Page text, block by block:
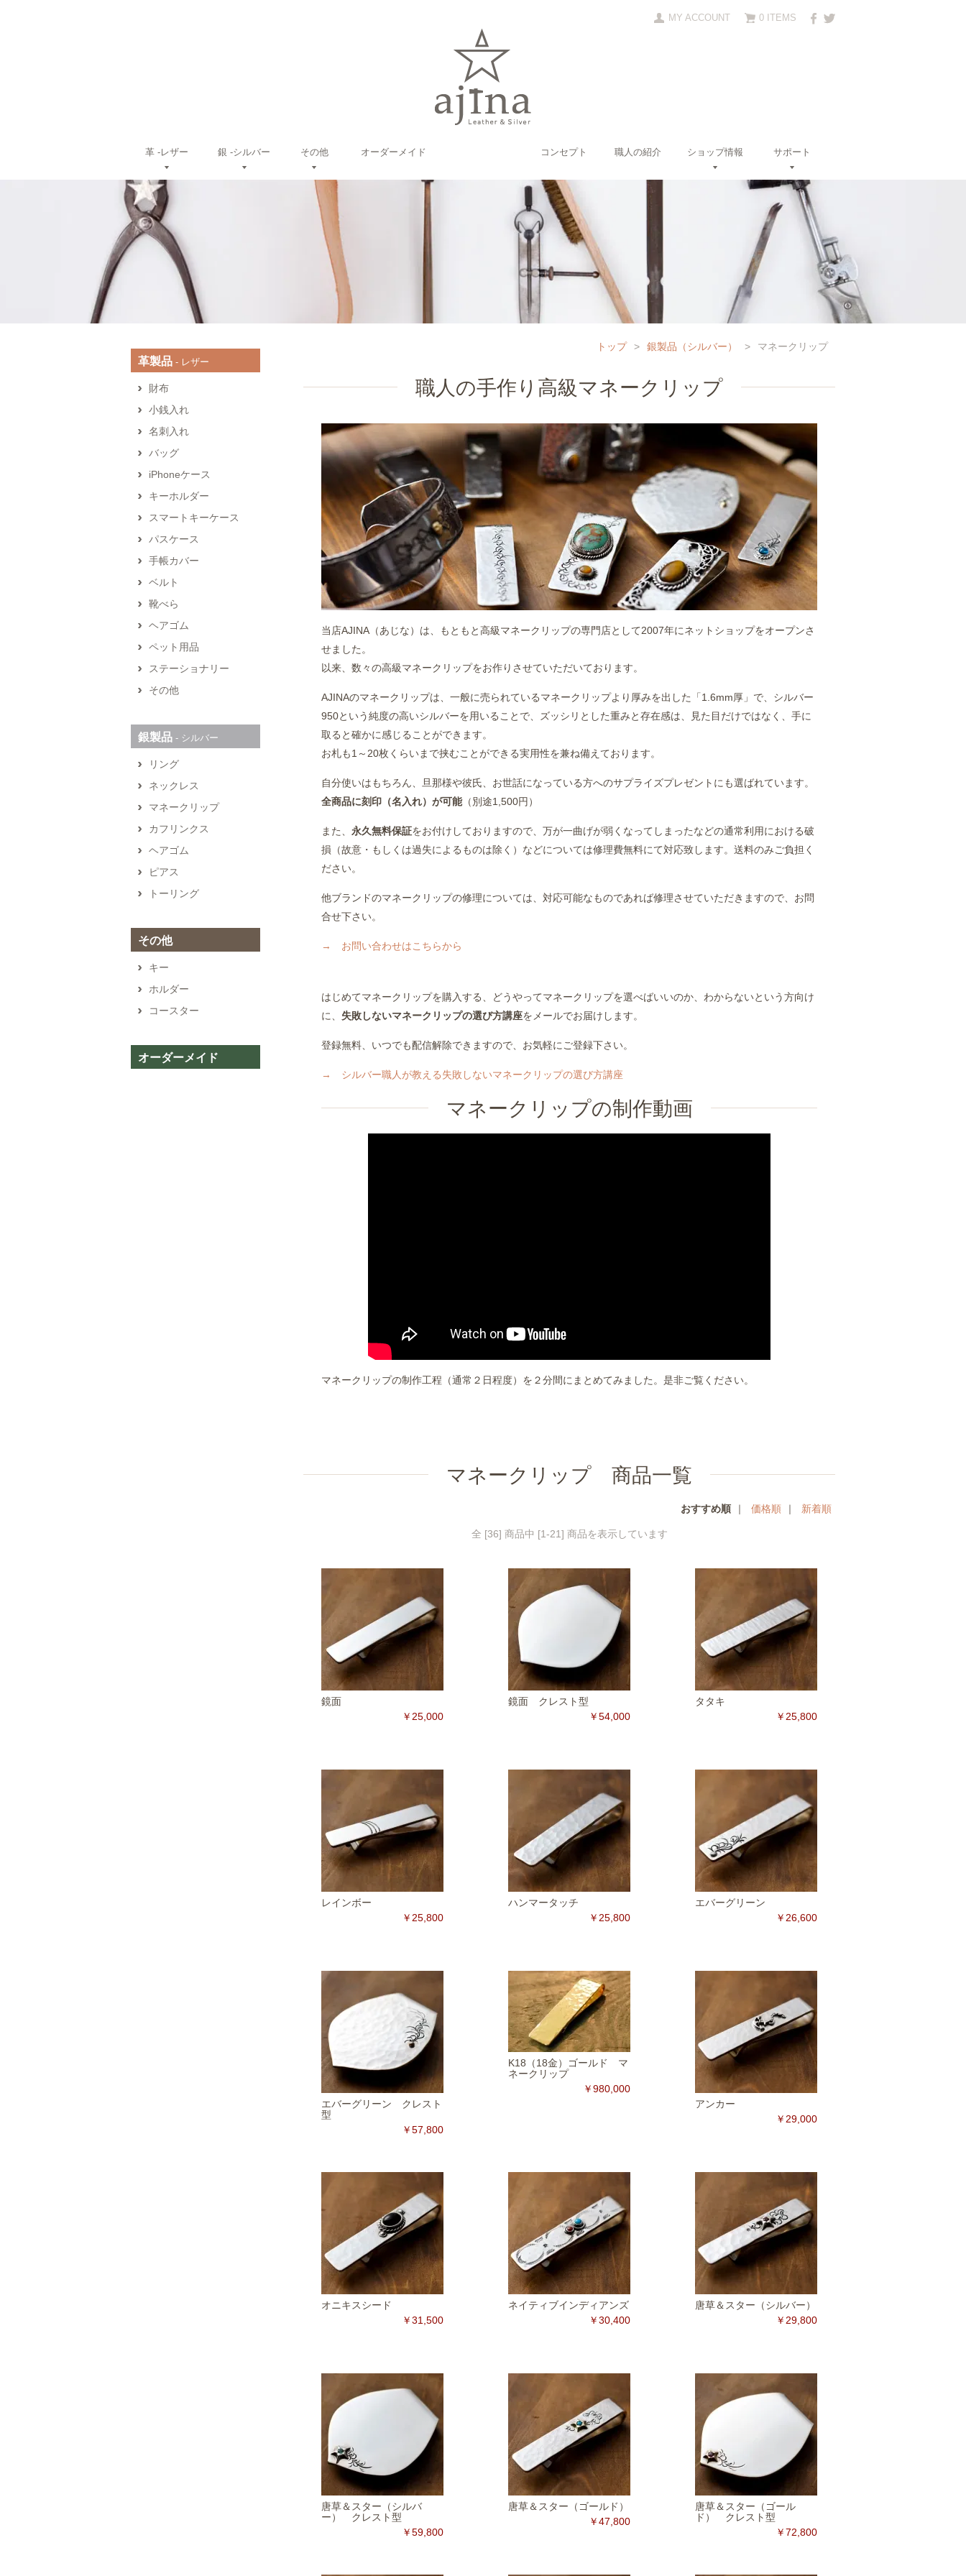
0 ITEMS
MY ACCOUNT
革 ‐レザー 銀 ‐シルバー その他 オーダーメイド コンセプト 職人の紹介 ショップ情報 サポート
トップ > 銀製品（シルバー） > マネークリップ
職人の手作り高級マネークリップ
当店AJINA（あじな）は、もともと高級マネークリップの専門店として2007年にネットショップをオープンさ
せました。
以来、数々の高級マネークリップをお作りさせていただいております。
AJINAのマネークリップは、一般に売られているマネークリップより厚みを出した「1.6mm厚」で、シルバー
950という純度の高いシルバーを用いることで、ズッシリとした重みと存在感は、見た目だけではなく、手に
取ると確かに感じることができます。
お札も1～20枚くらいまで挟むことができる実用性を兼ね備えております。
自分使いはもちろん、旦那様や彼氏、お世話になっている方へのサプライズプレゼントにも選ばれています。
全商品に刻印（名入れ）が可能（別途1,500円）
また、 永久無料保証をお付けしておりますので、万が一曲げが弱くなってしまったなどの通常利用における破
損（故意・もしくは過失によるものは除く）などについては修理費無料にて対応致します。送料のみご負担く
ださい。
他ブランドのマネークリップの修理については、対応可能なものであれば修理させていただきますので、お問
合せ下さい。
→ お問い合わせはこちらから
はじめてマネークリップを購入する、どうやってマネークリップを選べばいいのか、わからないという方向け
に、 失敗しないマネークリップの選び方講座をメールでお届けします。
登録無料、いつでも配信解除できますので、お気軽にご登録下さい。
→ シルバー職人が教える失敗しないマネークリップの選び方講座
マネークリップの制作動画
マネークリップの制作工程（通常２日程度）を２分間にまとめてみました。是非ご覧ください。
マネークリップ 商品一覧
おすすめ順 ｜ 価格順 ｜ 新着順
全 [36] 商品中 [1-21] 商品を表示しています
鏡面
￥25,000
鏡面 クレスト型
￥54,000
タタキ
￥25,800
レインボー
￥25,800
ハンマータッチ
￥25,800
エバーグリーン
￥26,600
エバーグリーン クレスト
型
￥57,800
K18（18金）ゴールド マ
ネークリップ
￥980,000
アンカー
￥29,000
オニキスシード
￥31,500
ネイティブインディアンズ
￥30,400
唐草＆スター（シルバー）
￥29,800
唐草＆スター（シルバ
ー） クレスト型
￥59,800
唐草＆スター（ゴールド）
￥47,800
唐草＆スター（ゴール
ド） クレスト型
￥72,800
革製品 ‐ レザー
財布
小銭入れ
名刺入れ
バッグ
iPhoneケース
キーホルダー
スマートキーケース
パスケース
手帳カバー
ベルト
靴べら
ヘアゴム
ペット用品
ステーショナリー
その他
銀製品 ‐ シルバー
リング
ネックレス
マネークリップ
カフリンクス
ヘアゴム
ピアス
トーリング
その他
キー
ホルダー
コースター
オーダーメイド